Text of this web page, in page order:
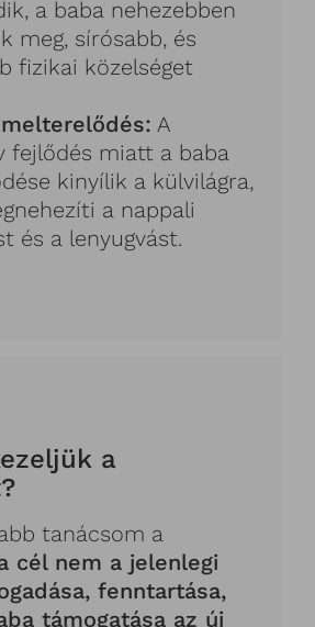
a baba nehezebben
meg, sírósabb, és
fizikai közelséget
A
fejlődés miatt a baba
kinyílik a külvilágra,
a nappali
és a lenyugvást.
a
tanácsom a
cél nem a jelenlegi
fenntartása,
támogatása az új